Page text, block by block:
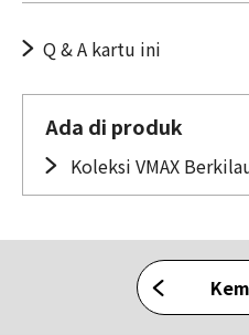
Q & A kartu ini
Ada di produk
Koleksi VMAX